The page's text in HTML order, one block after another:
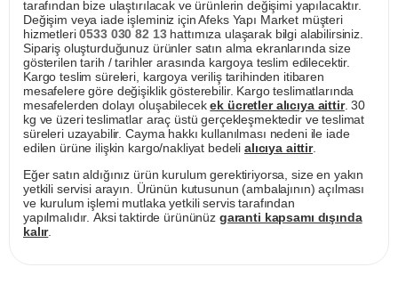
tarafından bize ulaştırılacak ve ürünlerin değişimi yapılacaktır.
Değişim veya iade işleminiz için Afeks Yapı Market müşteri
hizmetleri0533 030 82 13hattımıza ulaşarak bilgi alabilirsiniz.
Sipariş oluşturduğunuz ürünler satın alma ekranlarında size
gösterilen tarih / tarihler arasında kargoya teslim edilecektir.
Kargo teslim süreleri, kargoya veriliş tarihinden itibaren
mesafelere göre değişiklik gösterebilir. Kargo teslimatlarında
mesafelerden dolayı oluşabilecekek ücretler alıcıya aittir. 30
kg ve üzeri teslimatlar araç üstü gerçekleşmektedir ve teslimat
süreleri uzayabilir. Cayma hakkı kullanılması nedeni ile iade
edilen ürüne ilişkin kargo/nakliyat bedeli alıcıya aittir.
Eğer satın aldığınız ürün kurulum gerektiriyorsa, size en yakın
yetkili servisi arayın. Ürünün kutusunun (ambalajının) açılması
ve kurulum işlemi mutlaka yetkili servis tarafından
yapılmalıdır. Aksi taktirde ürününüz garanti kapsamı dışında
kalır.